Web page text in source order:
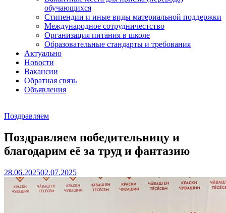
обучающихся
Стипендии и иные виды материальной поддержки
Международное сотрудничестство
Организация питания в школе
Образовательные стандарты и требования
Актуально
Новости
Вакансии
Обратная связь
Объявления
Поздравляем
Поздравляем победительницу и
благодарим её за труд и фантазию
28.06.202502.07.2025